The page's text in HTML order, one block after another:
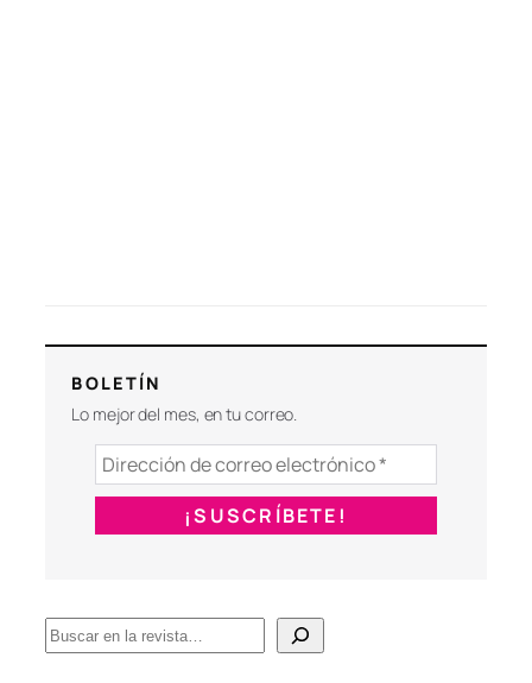
BOLETÍN
Lo mejor del mes, en tu correo.
B
u